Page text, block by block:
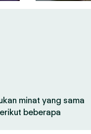
minat yang sama
beberapa